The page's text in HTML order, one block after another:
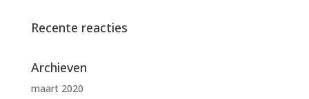
Recente reacties
Archieven
maart 2020